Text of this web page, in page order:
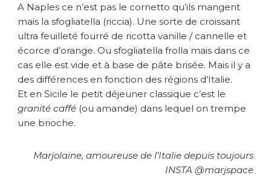
A Naples ce n’est pas le cornetto qu’ils mangent
mais la sfogliatella (riccia). Une sorte de croissant
ultra feuilleté fourré de ricotta vanille / cannelle et
écorce d’orange. Ou sfogliatella frolla mais dans ce
cas elle est vide et à base de pâte brisée. Mais il y a
des différences en fonction des régions d’Italie.
Et en Sicile le petit déjeuner classique c’est le
granité caffé (ou amande) dans lequel on trempe
une brioche.
Marjolaine, amoureuse de l’Italie depuis toujours
INSTA @marjspace